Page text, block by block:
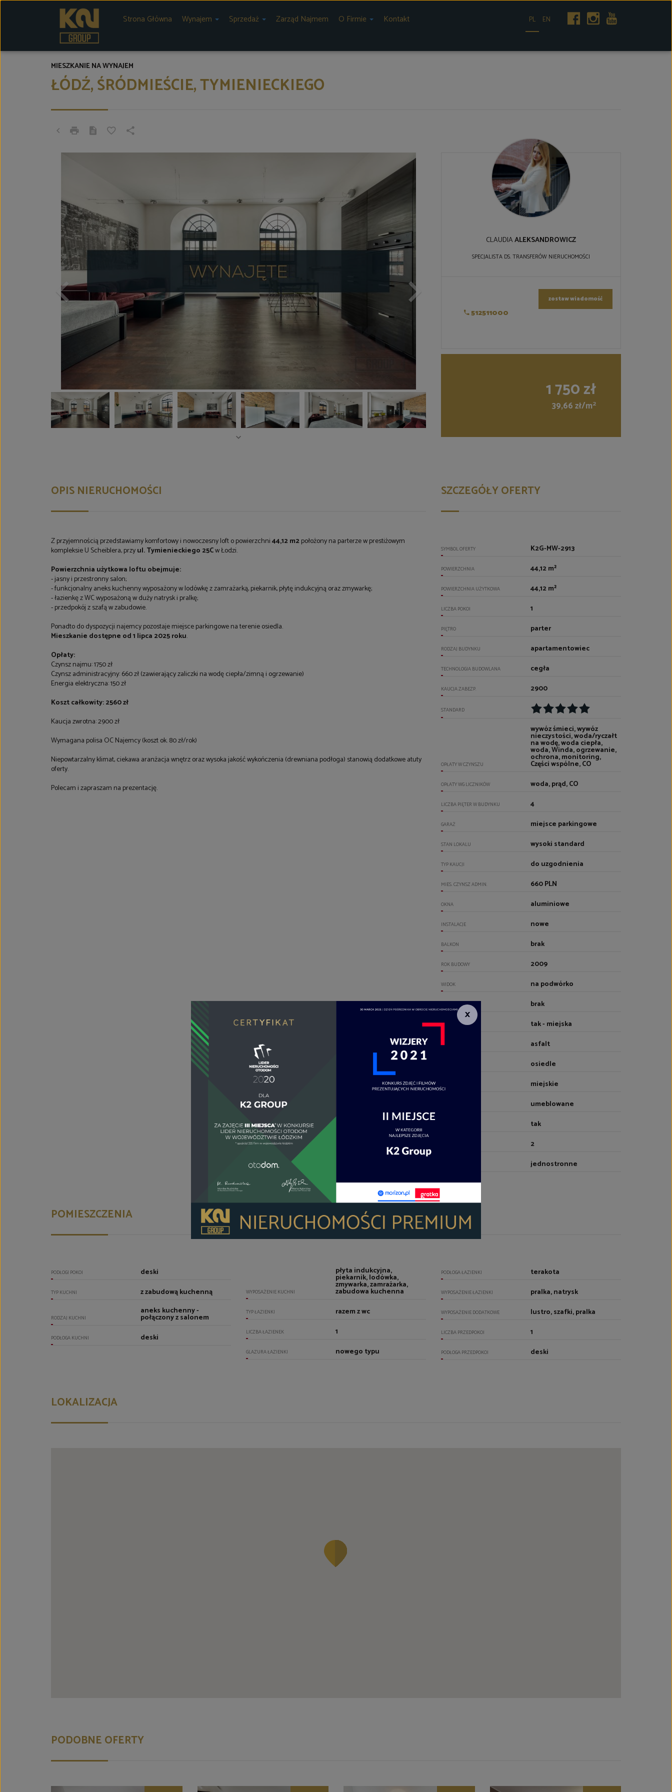
Strona Główna Wynajem Sprzedaż Zarząd Najmem O Firmie Kontakt PL EN
ŁÓDŹ, ŚRÓDMIEŚCIE, TYMIENIECKIEGO
MIESZKANIE NA WYNAJEM
CLAUDIAALEKSANDROWICZ
SPECJALISTA DS. TRANSFERÓW NIERUCHOMOŚCI
512511000
zostaw wiadomość
1 750 zł
39,66 zł/m2
OPIS NIERUCHOMOŚCI
Z przyjemnością przedstawiamy komfortowy i nowoczesny loft o powierzchni44,12 m2położony na parterze w prestiżowym
kompleksie U Scheiblera, przyul. Tymienieckiego 25Cw Łodzi.
Powierzchnia użytkowa loftu obejmuje:
- jasny i przestronny salon;
- funkcjonalny aneks kuchenny wyposażony w lodówkę z zamrażarką, piekarnik, płytę indukcyjną oraz zmywarkę;
- łazienkę z WC wyposażoną w duży natrysk i pralkę;
- przedpokój z szafą w zabudowie.
Ponadto do dyspozycji najemcy pozostaje miejsce parkingowe na terenie osiedla.
Mieszkanie dostępne od 1 lipca 2025 roku.
Opłaty:
Czynsz najmu: 1750 zł
Czynsz administracyjny: 660 zł (zawierający zaliczki na wodę ciepła/zimną i ogrzewanie)
Energia elektryczna: 150 zł
Koszt całkowity: 2560 zł
Kaucja zwrotna: 2900 zł
Wymagana polisa OC Najemcy (koszt ok. 80 zł/rok)
Niepowtarzalny klimat, ciekawa aranżacja wnętrz oraz wysoka jakość wykończenia (drewniana podłoga) stanowią dodatkowe atuty
oferty.
Polecam i zapraszam na prezentację.
SZCZEGÓŁY OFERTY
SYMBOL OFERTY K2G-MW-2913
POWIERZCHNIA 44,12 m²
POWIERZCHNIA UŻYTKOWA 44,12 m²
LICZBA POKOI 1
PIĘTRO parter
RODZAJ BUDYNKU apartamentowiec
TECHNOLOGIA BUDOWLANA cegła
KAUCJA ZABEZP. 2900
STANDARD
OPŁATY W CZYNSZU
wywóz śmieci, wywóz
nieczystości, woda/ryczałt
na wodę, woda ciepła,
woda, Winda, ogrzewanie,
ochrona, monitoring,
Części wspólne, CO
OPŁATY WG LICZNIKÓW woda, prąd, CO
LICZBA PIĘTER W BUDYNKU 4
GARAŻ miejsce parkingowe
STAN LOKALU wysoki standard
TYP KAUCJI do uzgodnienia
MIES. CZYNSZ ADMIN. 660 PLN
OKNA aluminiowe
INSTALACJE nowe
BALKON brak
ROK BUDOWY 2009
WIDOK na podwórko
brak
WODA tak - miejska
DOJAZD asfalt
osiedle
miejskie
umeblowane
tak
2
jednostronne
POMIESZCZENIA
PODŁOGI POKOI deski
TYP KUCHNI z zabudową kuchenną
RODZAJ KUCHNI
aneks kuchenny -
połączony z salonem
PODŁOGA KUCHNI deski
WYPOSAŻENIE KUCHNI
płyta indukcyjna,
piekarnik, lodówka,
zmywarka, zamrażarka,
zabudowa kuchenna
TYP ŁAZIENKI razem z wc
LICZBA ŁAZIENEK 1
GLAZURA ŁAZIENKI nowego typu
PODŁOGA ŁAZIENKI terakota
WYPOSAŻENIE ŁAZIENKI pralka, natrysk
WYPOSAŻENIE DODATKOWE lustro, szafki, pralka
LICZBA PRZEDPOKOI 1
PODŁOGA PRZEDPOKOI deski
LOKALIZACJA
PODOBNE OFERTY
×